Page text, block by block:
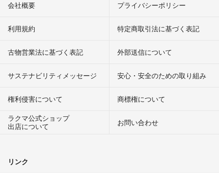
会社概要 プライバシーポリシー
利用規約 特定商取引法に基づく表記
古物営業法に基づく表記 外部送信について
サステナビリティメッセージ 安心・安全のための取り組み
権利侵害について
商標権について
ラクマ公式ショップ
出店について
お問い合わせ
リンク